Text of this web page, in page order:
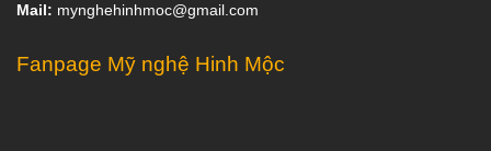
Mail: mynghehinhmoc@gmail.com
Fanpage Mỹ nghệ Hinh Mộc